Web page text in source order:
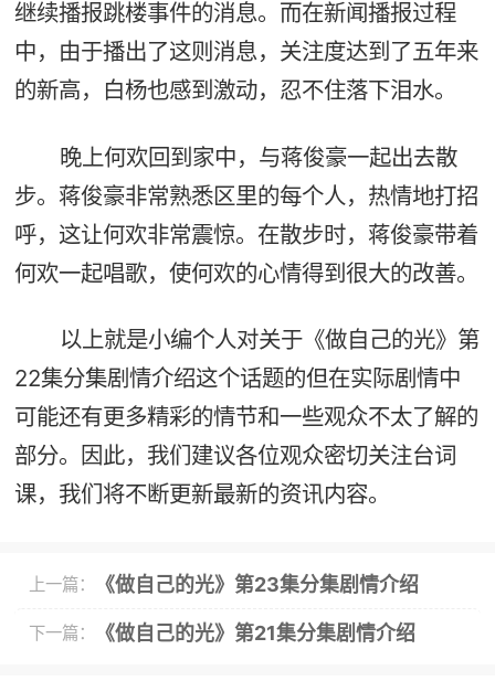
继续播报跳楼事件的消息。而在新闻播报过程
中，由于播出了这则消息，关注度达到了五年来
的新高，白杨也感到激动，忍不住落下泪水。
晚上何欢回到家中，与蒋俊豪一起出去散
步。蒋俊豪非常熟悉区里的每个人，热情地打招
呼，这让何欢非常震惊。在散步时，蒋俊豪带着
何欢一起唱歌，使何欢的心情得到很大的改善。
以上就是小编个人对关于《做自己的光》第
22集分集剧情介绍这个话题的但在实际剧情中
可能还有更多精彩的情节和一些观众不太了解的
部分。因此，我们建议各位观众密切关注台词
课，我们将不断更新最新的资讯内容。
上一篇： 《做自己的光》第23集分集剧情介绍
下一篇： 《做自己的光》第21集分集剧情介绍